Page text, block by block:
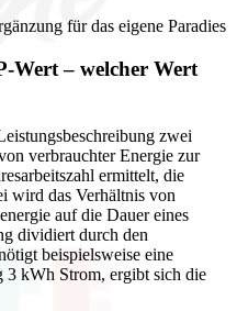
Wert – welcher Wert
zwei
verbrauchter Energie zur
ermittelt, die
wird das Verhältnis von
auf die Dauer eines
dividiert durch den
beispielsweise eine
kWh Strom, ergibt sich die